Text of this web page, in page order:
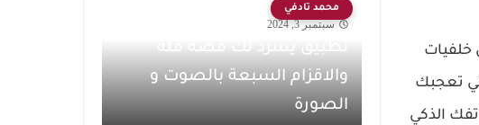
تعجبك
الذكي
محمد تادفي
سبتمبر 3, 2024
تطبيق يسرد لك قصة فلة
والاقزام السبعة بالصوت و
الصورة